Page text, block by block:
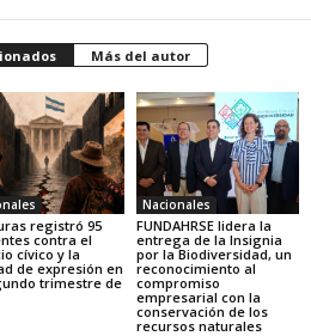
Más del autor
registró 95
contra el
cívico y la
de expresión en
trimestre de
Nacionales
FUNDAHRSE lidera la
entrega de la Insignia
por la Biodiversidad, un
reconocimiento al
compromiso
empresarial con la
conservación de los
recursos naturales